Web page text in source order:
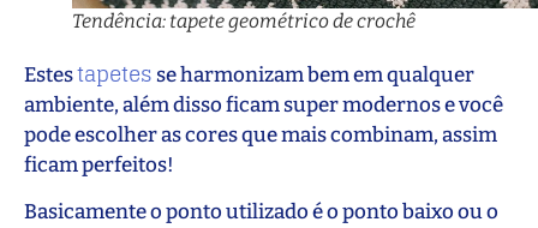
Tendência: tapete geométrico de crochê
Estestapetes se harmonizam bem em qualquer
ambiente, além disso ficam super modernos e você
pode escolher as cores que mais combinam, assim
ficam perfeitos!
Basicamente o ponto utilizado é o ponto baixo ou o